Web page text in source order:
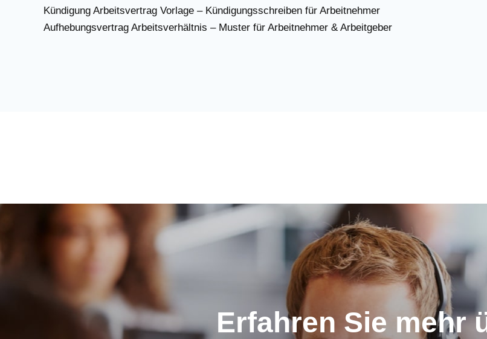
Kündigung Arbeitsvertrag Vorlage – Kündigungsschreiben für Arbeitnehmer
Aufhebungsvertrag Arbeitsverhältnis – Muster für Arbeitnehmer & Arbeitgeber
Erfahren Sie mehr